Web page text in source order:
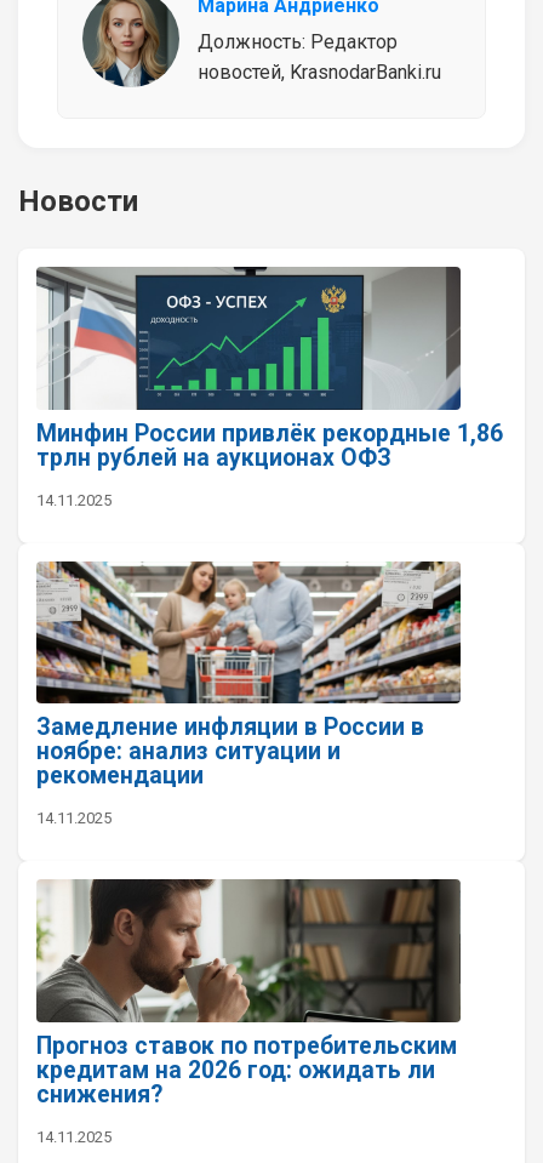
Марина Андриенко
Должность: Редактор
новостей, KrasnodarBanki.ru
Новости
Минфин России привлёк рекордные 1,86
трлн рублей на аукционах ОФЗ
14.11.2025
Замедление инфляции в России в
ноябре: анализ ситуации и
рекомендации
14.11.2025
Прогноз ставок по потребительским
кредитам на 2026 год: ожидать ли
снижения?
14.11.2025